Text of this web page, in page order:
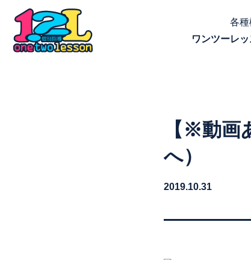
各種
ワンツーレ
【※動画
へ）
2019.10.31